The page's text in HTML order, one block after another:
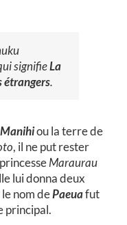
signifieLa
étrangers.
Manihiou la terre de
, il ne put rester
Maraurau
lui donna deux
nom dePaeuafut
principal.